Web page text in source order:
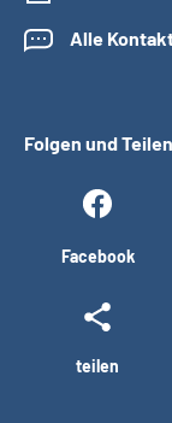
Alle
Folgen und Teilen
Facebook
teilen